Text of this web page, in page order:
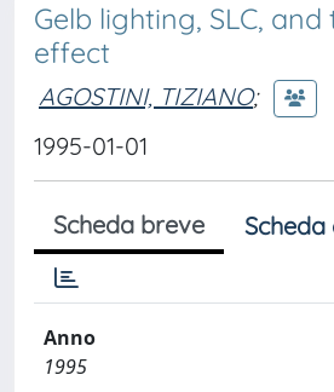
Gelb lighting, SLC,
effect
AGOSTINI, TIZIANO;
1995-01-01
Scheda breve
Anno
1995